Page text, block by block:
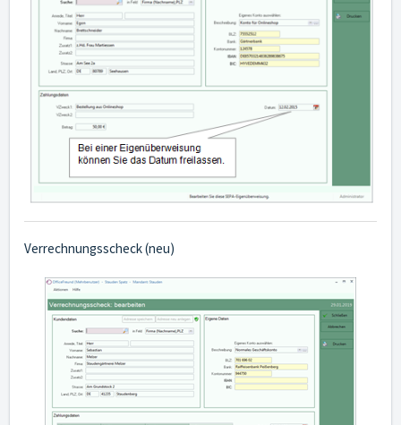
Verrechnungsscheck (neu)